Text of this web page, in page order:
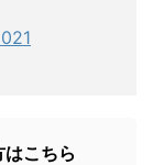
こちら